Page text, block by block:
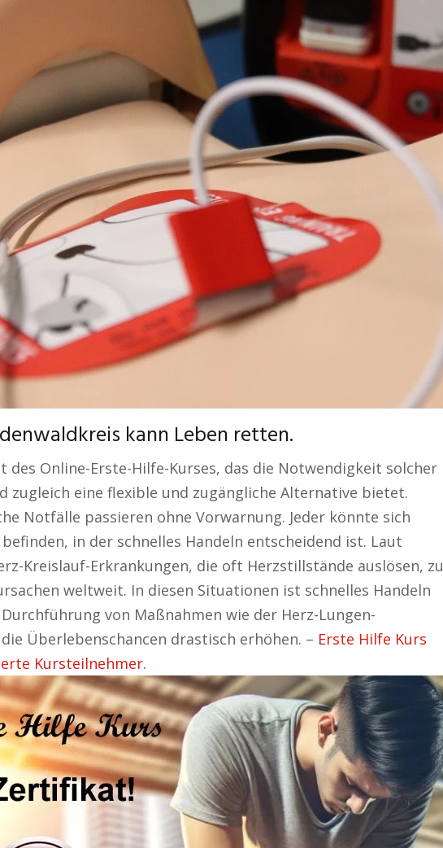
kann Leben retten.
des Online-Erste-Hilfe-Kurses, das die Notwendigkeit solcher
zugleich eine flexible und zugängliche Alternative bietet.
Notfälle passieren ohne Vorwarnung. Jeder könnte sich
in der schnelles Handeln entscheidend ist. Laut
Kreislauf-Erkrankungen, die oft Herzstillstände auslösen, zu
weltweit. In diesen Situationen ist schnelles Handeln
von Maßnahmen wie der Herz-Lungen-
Überlebenschancen drastisch erhöhen. – Erste Hilfe Kurs
Kursteilnehmer.